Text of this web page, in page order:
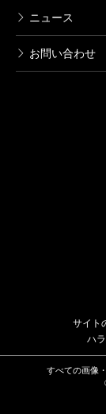
ニュース
お問い合わせ
サイト
ハ
すべての画像